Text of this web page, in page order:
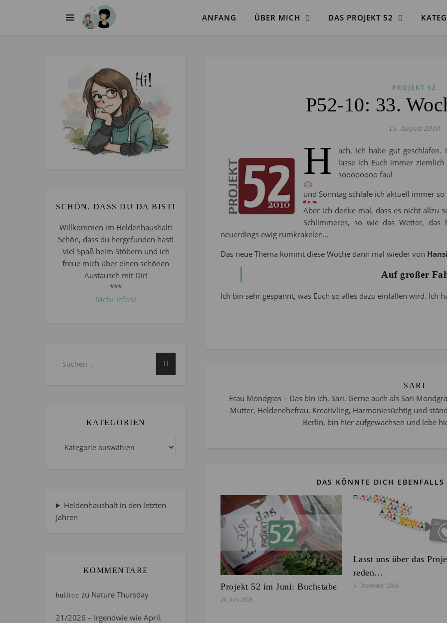
ANFANG ÜBER MICH DAS PROJEKT 52
SCHÖN, DASS DU DA BIST!
Willkommen im Heldenhaushalt!
Schön, dass du hergefunden hast!
Viel Spaß beim Stöbern und ich
freue mich über einen schönen
Austausch mit Dir!
***
Mehr Infos?
KATEGORIEN
Heldenhaushalt in den letzten
Jahren
KOMMENTARE
bullion zu Nature Thursday
21/2026 – Irgendwie wie April,
PROJEKT 52
P52-10: 33.
15. August 2010
H
ach, ich habe gut
lasse ich Euch immer
soooooooo faul
und Sonntag schlafe ich aktuell immer
Aber ich denke mal, dass es nicht allzu
Schlimmeres, so wie das Wetter,
neuerdings ewig rumkrakelen…
Das neue Thema kommt diese Woche dann mal wieder von Hansi
Auf großer
Ich bin sehr gespannt, was Euch so alles dazu einfallen wird. Ich
SARI
Frau Mondgras – Das bin ich, Sari. Gerne auch als Sari
Mutter, Heldenehefrau, Kreativling, Harmoniesüchtig und
Berlin, bin hier aufgewachsen und lebe
DAS KÖNNTE DICH EBENFALLS
Projekt 52 im Juni: Buchstabe
20. Juni 2026
Lasst uns über das
reden…
5. Dezember 2024